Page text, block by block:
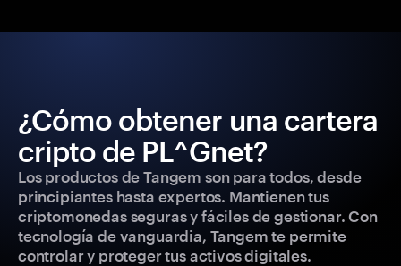
¿Cómo obtener una cartera
cripto de PL^Gnet?
Los productos de Tangem son para todos, desde
principiantes hasta expertos. Mantienen tus
criptomonedas seguras y fáciles de gestionar. Con
tecnología de vanguardia, Tangem te permite
controlar y proteger tus activos digitales.